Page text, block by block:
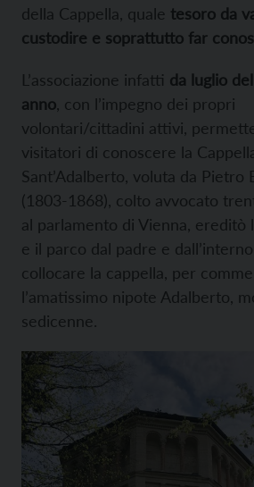
della Cappella, quale tesoro da
custodire e soprattutto far
L’associazione infatti da luglio
anno , con l’impegno dei propri
volontari/cittadini attivi,
visitatori di conoscere la
Sant’Adalberto, voluta da Pietro
(1803-1868), colto avvocato
al parlamento di Vienna, ereditò
e il parco dal padre e
collocare la cappella, per
l’amatissimo nipote Adalberto,
sedicenne.